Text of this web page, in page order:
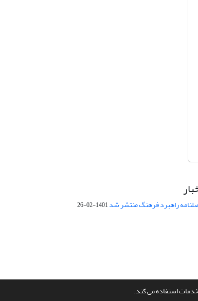
خدمات استفاده می کند.
1401-02-26